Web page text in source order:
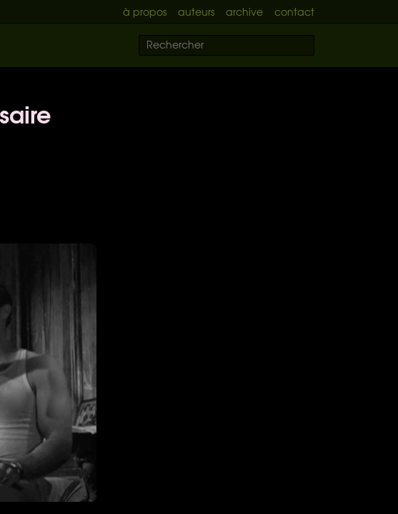
à propos auteurs archive contact